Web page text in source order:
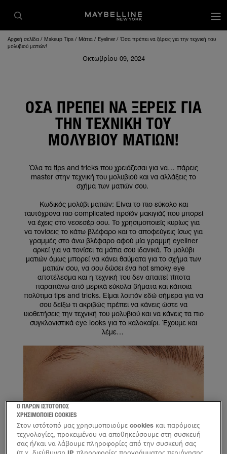
Αρχική σελίδα Makeup Tips Μάτια Eyeliner
Όσα πρέπει να ξέρεις για την τεχνική του
μολυβιού ματιών!
Οκτωβρίου 09, 2024
ΌΣΑ ΠΡΈΠΕΙ ΝΑ ΞΈΡΕΙΣ ΓΙΑ
ΤΗΝ ΤΕΧΝΙΚΉ ΤΟΥ
ΜΟΛΥΒΙΟΎ ΜΑΤΙΏΝ!
Όλα τα tips and tricks που χρειάζεσαι για να… πάρεις
master στην τεχνική του μολυβιού και να αλλάξεις το
σχήμα των ματιών σου.
Κωδικός μολύβι ματιών: Είναι το πιο εύκολο και
ταυτόχρονα πιο complicated προϊόν μακιγιάζ που μπορεί
να έχεις στο νεσεσέρ σου. Το χρησιμοποιείς κυρίως για
να τονίσεις το κάτω βλέφαρο και το αποφεύγεις ίσως για
γραμμές στο άνω βλέφαρο αφού μία γραμμή eyeliner
αρκεί για να τονίσει τα μάτια σου ιδανικά. Το μολύβι
ματιών όμως μπορεί να κάνει θαύματα για το σχήμα των
ματιών σου, να σου δώσει ένα hot smoky eye
αποτέλεσμα και η τεχνική του δεν απαιτεί τίποτα
παραπάνω από μερικά εύκολα βήματα και κάποια
πολύτιμα tips and tricks. Είμαι λοιπόν εδώ σήμερα για να
σου δείξω τι ακριβώς πρέπει να κάνεις ώστε να
υιοθετήσεις την τεχνική του μολυβιού και να κάνεις τα πιο
συγκλονιστικά eye looks για το καλοκαίρι. Έχουμε και
λέμε…
Ο ΠΑΡΩΝ ΙΣΤΟΤΟΠΟΣ
ΧΡΗΣΙΜΟΠΟΙΕΙ COOKIES
Στον ιστότοπό μας χρησιμοποιούμε cookies και παρόμοιες
τεχνολογίες, προκειμένου να αποθηκεύσουμε στη συσκευή
σας ή/και να λάβουμε πληροφορίες από την συσκευή σας